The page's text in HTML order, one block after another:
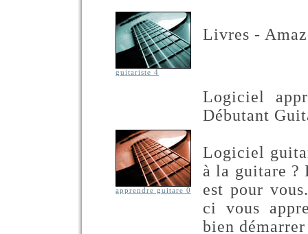
guitariste 4
Livres -
apprendre guitare 0
Logiciel
Débutant
Logiciel
à la guitare ?
est pour
ci vous
bien